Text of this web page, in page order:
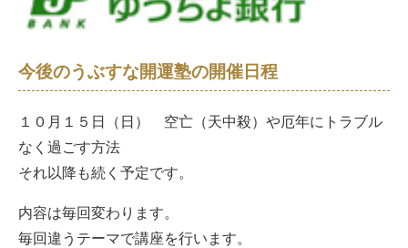
今後のうぶすな開運塾の開催日程
１０月１５日（日） 空亡（天中殺）や厄年にトラブル
なく過ごす方法
それ以降も続く予定です。
内容は毎回変わります。
毎回違うテーマで講座を行います。